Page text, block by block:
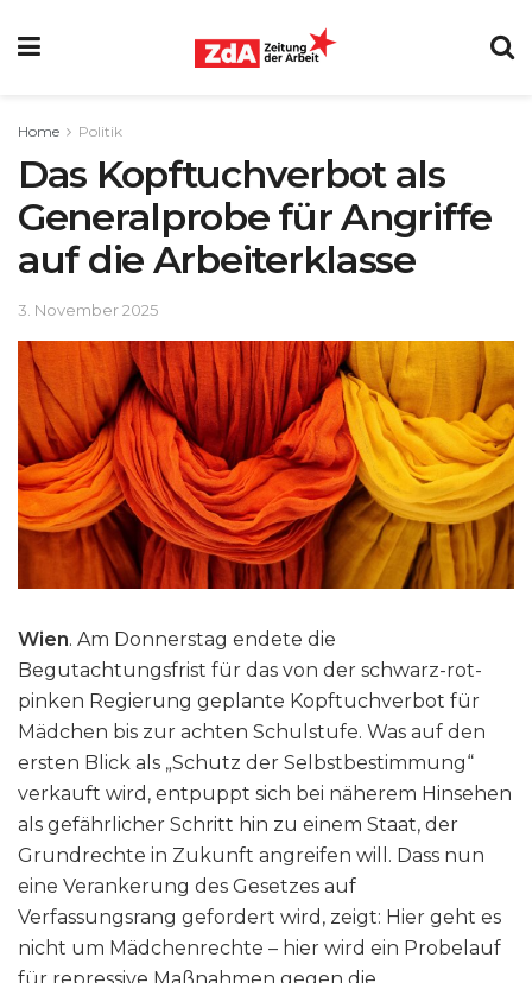
Home Politik
Das Kopftuchverbot als
Generalprobe für Angriffe
auf die Arbeiterklasse
3. November 2025
Wien. Am Donnerstag endete die
Begutachtungsfrist für das von der schwarz-rot-
pinken Regierung geplante Kopftuchverbot für
Mädchen bis zur achten Schulstufe. Was auf den
ersten Blick als „Schutz der Selbstbestimmung“
verkauft wird, entpuppt sich bei näherem Hinsehen
als gefährlicher Schritt hin zu einem Staat, der
Grundrechte in Zukunft angreifen will. Dass nun
eine Verankerung des Gesetzes auf
Verfassungsrang gefordert wird, zeigt: Hier geht es
nicht um Mädchenrechte – hier wird ein Probelauf